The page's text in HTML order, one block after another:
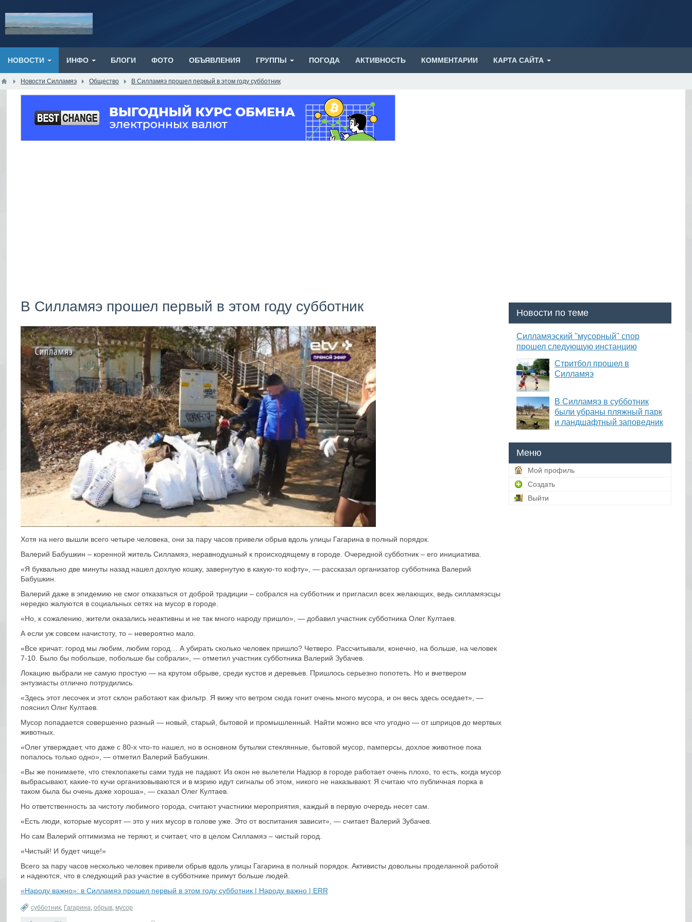
НОВОСТИ ИНФО БЛОГИ ФОТО ОБЪЯВЛЕНИЯ ГРУППЫ ПОГОДА АКТИВНОСТЬ КОММЕНТАРИИ КАРТА САЙТА
Новости Силламяэ Общество В Силламяэ прошел первый в этом году субботник
В Силламяэ прошел первый в этом году субботник
Хотя на него вышли всего четыре человека, они за пару часов привели обрыв вдоль улицы Гагарина в полный порядок.
Валерий Бабушкин – коренной житель Силламяэ, неравнодушный к происходящему в городе. Очередной субботник – его инициатива.
«Я буквально две минуты назад нашел дохлую кошку, завернутую в какую-то кофту», — рассказал организатор субботника Валерий
Бабушкин.
Валерий даже в эпидемию не смог отказаться от доброй традиции – собрался на субботник и пригласил всех желающих, ведь силламяэсцы
нередко жалуются в социальных сетях на мусор в городе.
«Но, к сожалению, жители оказались неактивны и не так много народу пришло», — добавил участник субботника Олег Култаев.
А если уж совсем начистоту, то – невероятно мало.
«Все кричат: город мы любим, любим город… А убирать сколько человек пришло? Четверо. Рассчитывали, конечно, на больше, на человек
7-10. Было бы побольше, побольше бы собрали», — отметил участник субботника Валерий Зубачев.
Локацию выбрали не самую простую — на крутом обрыве, среди кустов и деревьев. Пришлось серьезно попотеть. Но и вчетвером
энтузиасты отлично потрудились.
«Здесь этот лесочек и этот склон работают как фильтр. Я вижу что ветром сюда гонит очень много мусора, и он весь здесь оседает», —
пояснил Олнг Култаев.
Мусор попадается совершенно разный — новый, старый, бытовой и промышленный. Найти можно все что угодно — от шприцов до мертвых
животных.
«Олег утверждает, что даже с 80-х что-то нашел, но в основном бутылки стеклянные, бытовой мусор, памперсы, дохлое животное пока
попалось только одно», — отметил Валерий Бабушкин.
«Вы же понимаете, что стеклопакеты сами туда не падают. Из окон не вылетели Надзор в городе работает очень плохо, то есть, когда мусор
выбрасывают, какие-то кучи организовываются и в мэрию идут сигналы об этом, никого не наказывают. Я считаю что публичная порка в
таком была бы очень даже хороша», — сказал Олег Култаев.
Но ответственность за чистоту любимого города, считают участники мероприятия, каждый в первую очередь несет сам.
«Есть люди, которые мусорят — это у них мусор в голове уже. Это от воспитания зависит», — считает Валерий Зубачев.
Но сам Валерий оптимизма не теряют, и считает, что в целом Силламяэ – чистый город.
«Чистый! И будет чище!»
Всего за пару часов несколько человек привели обрыв вдоль улицы Гагарина в полный порядок. Активисты довольны проделанной работой
и надеются, что в следующий раз участие в субботнике примут больше людей.
«Народу важно»: в Силламяэ прошел первый в этом году субботник | Народу важно | ERR
субботник, Гагарина, обрыв, мусор
Новости по теме
Силламяэский ''мусорный'' спор
прошел следующую инстанцию
Стритбол прошел в
Силламяэ
В Силламяэ в субботник
были убраны пляжный парк
и ландшафтный заповедник
Меню
Мой профиль
Создать
Выйти